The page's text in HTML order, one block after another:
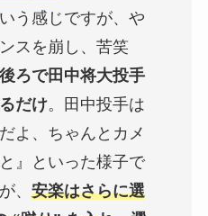
う感じですが、や
スを崩し、苦笑
ろで田中将大投手
だけ。田中投手は
よ、ちゃんとカメ
』といった様子で
、 安楽はさらに選